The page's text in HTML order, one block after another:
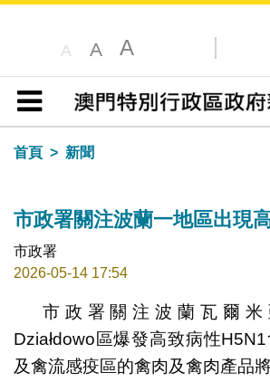
A A A
目錄
首頁
新聞
市政署關注波蘭一地區出現
市政署
2026-05-14 17:54
市政署關注波蘭瓦爾
Działdowo區爆發高致病性
及禽流感疫區的禽肉及禽肉產品